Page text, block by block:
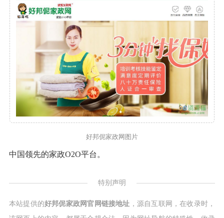
好邦伲家政网图片
中国领先的家政O2O平台。
特别声明
本站提供的好邦伲家政网官网链接地址 ，源自互联网，在收录时，